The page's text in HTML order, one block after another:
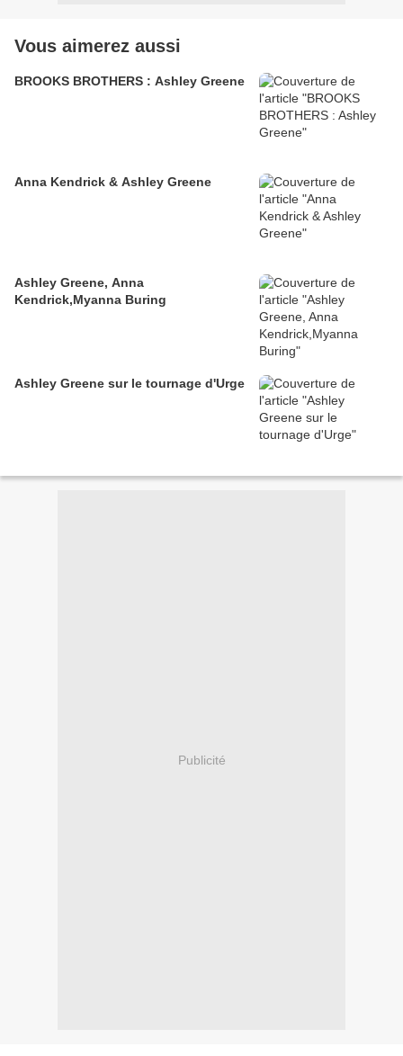
Vous aimerez aussi
BROOKS BROTHERS : Ashley Greene
Anna Kendrick & Ashley Greene
Ashley Greene, Anna
Kendrick,Myanna Buring
Ashley Greene sur le tournage d'Urge
Publicité